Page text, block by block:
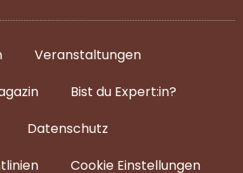
Veranstaltungen
Bist du Expert:in?
Datenschutz
Cookie Einstellungen